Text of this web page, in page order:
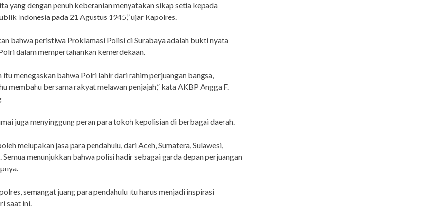
yang dengan penuh keberanian menyatakan sikap setia kepada
Indonesia pada 21 Agustus 1945,” ujar Kapolres.
bahwa peristiwa Proklamasi Polisi di Surabaya adalah bukti nyata
dalam mempertahankan kemerdekaan.
itu menegaskan bahwa Polri lahir dari rahim perjuangan bangsa,
membahu bersama rakyat melawan penjajah,” kata AKBP Angga F.
juga menyinggung peran para tokoh kepolisian di berbagai daerah.
melupakan jasa para pendahulu, dari Aceh, Sumatera, Sulawesi,
Semua menunjukkan bahwa polisi hadir sebagai garda depan perjuangan
semangat juang para pendahulu itu harus menjadi inspirasi
saat ini.